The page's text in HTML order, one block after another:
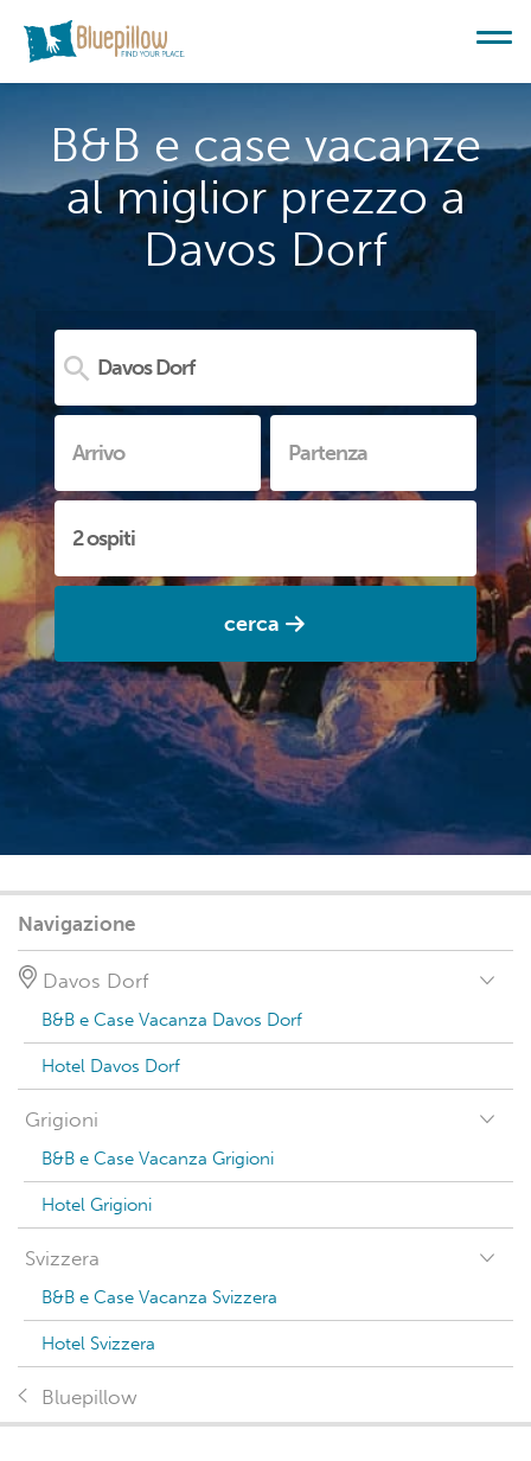
B&B e case vacanze
al miglior prezzo a
Davos Dorf
cerca
Navigazione
Davos Dorf
B&B e Case Vacanza Davos Dorf
Hotel Davos Dorf
Grigioni
B&B e Case Vacanza Grigioni
Hotel Grigioni
Svizzera
B&B e Case Vacanza Svizzera
Hotel Svizzera
Bluepillow